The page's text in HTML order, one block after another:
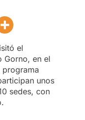
el
Gorno, en el
programa
unos
sedes, con